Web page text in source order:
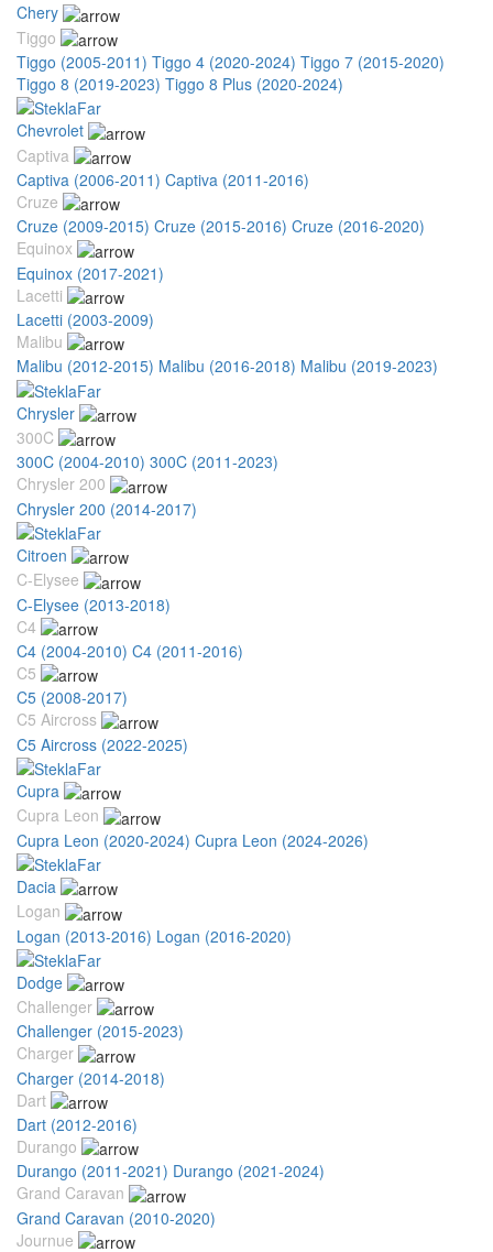
Chery
Tiggo
Tiggo (2005-2011) Tiggo 4 (2020-2024) Tiggo 7 (2015-2020)
Tiggo 8 (2019-2023) Tiggo 8 Plus (2020-2024)
Chevrolet
Captiva
Captiva (2006-2011) Captiva (2011-2016)
Cruze
Cruze (2009-2015) Cruze (2015-2016) Cruze (2016-2020)
Equinox
Equinox (2017-2021)
Lacetti
Lacetti (2003-2009)
Malibu
Malibu (2012-2015) Malibu (2016-2018) Malibu (2019-2023)
Chrysler
300C
300C (2004-2010) 300C (2011-2023)
Chrysler 200
Chrysler 200 (2014-2017)
Citroen
C-Elysee
C-Elysee (2013-2018)
C4
C4 (2004-2010) C4 (2011-2016)
C5
C5 (2008-2017)
C5 Aircross
C5 Aircross (2022-2025)
Cupra
Cupra Leon
Cupra Leon (2020-2024) Cupra Leon (2024-2026)
Dacia
Logan
Logan (2013-2016) Logan (2016-2020)
Dodge
Challenger
Challenger (2015-2023)
Charger
Charger (2014-2018)
Dart
Dart (2012-2016)
Durango
Durango (2011-2021) Durango (2021-2024)
Grand Caravan
Grand Caravan (2010-2020)
Journue